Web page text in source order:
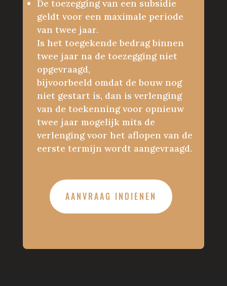
De toezegging van een subsidie
geldt voor een maximale periode
van twee jaar.
Is het toegekende bedrag binnen
twee jaar na de toezegging niet
opgevraagd,
bijvoorbeeld omdat de bouw nog
niet gestart is, dan is verlenging
van de toekenning voor opnieuw
twee jaar mogelijk mits de
verlenging voor het aflopen van de
eerste termijn wordt aangevraagd.
AANVRAAG INDIENEN